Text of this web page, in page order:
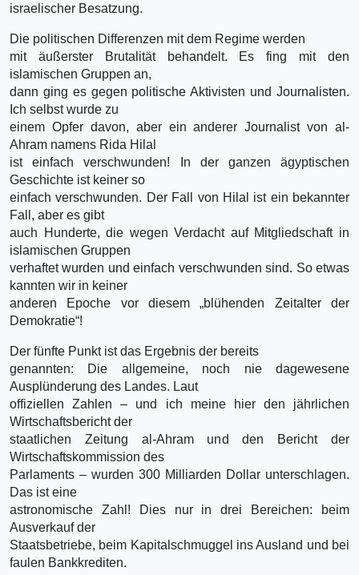
israelischer Besatzung.
Die politischen Differenzen mit dem Regime werden
mit äußerster Brutalität behandelt. Es fing mit den
islamischen Gruppen an,
dann ging es gegen politische Aktivisten und Journalisten.
Ich selbst wurde zu
einem Opfer davon, aber ein anderer Journalist von al-
Ahram namens Rida Hilal
ist einfach verschwunden! In der ganzen ägyptischen
Geschichte ist keiner so
einfach verschwunden. Der Fall von Hilal ist ein bekannter
Fall, aber es gibt
auch Hunderte, die wegen Verdacht auf Mitgliedschaft in
islamischen Gruppen
verhaftet wurden und einfach verschwunden sind. So etwas
kannten wir in keiner
anderen Epoche vor diesem „blühenden Zeitalter der
Demokratie“!
Der fünfte Punkt ist das Ergebnis der bereits
genannten: Die allgemeine, noch nie dagewesene
Ausplünderung des Landes. Laut
offiziellen Zahlen – und ich meine hier den jährlichen
Wirtschaftsbericht der
staatlichen Zeitung al-Ahram und den Bericht der
Wirtschaftskommission des
Parlaments – wurden 300 Milliarden Dollar unterschlagen.
Das ist eine
astronomische Zahl! Dies nur in drei Bereichen: beim
Ausverkauf der
Staatsbetriebe, beim Kapitalschmuggel ins Ausland und bei
faulen Bankkrediten.